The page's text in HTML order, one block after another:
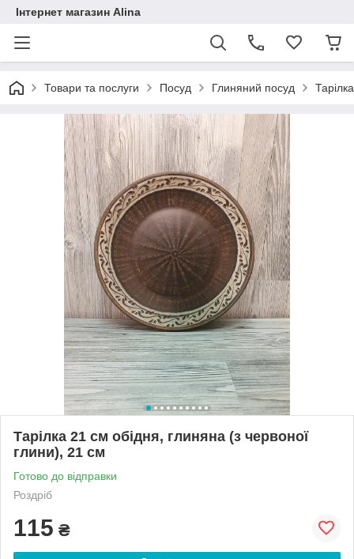
Інтернет магазин Alina
Товари та послуги Посуд Глиняний посуд
Тарілка 21 см обідня, глиняна (з червоної
глини), 21 см
Готово до відправки
Роздріб
115 ₴